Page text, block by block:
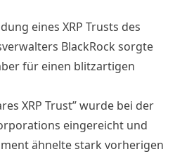
eines XRP Trusts des
BlackRock sorgte
für einen blitzartigen
XRP Trust” wurde bei der
eingereicht und
ähnelte stark vorherigen